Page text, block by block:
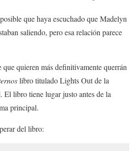
que haya escuchado que Madelyn
saliendo, pero esa relación parece
que quieren más definitivamente querrán
libro titulado Lights Out de la
El libro tiene lugar justo antes de la
principal.
del libro: